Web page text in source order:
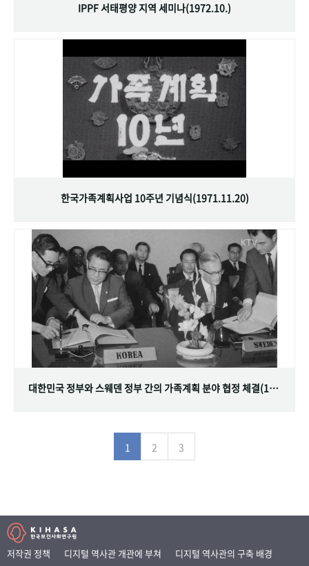
IPPF 서태평양 지역 세미나(1972.10.)
한국가족계획사업 10주년 기념식(1971.11.20)
대한민국 정부와 스웨덴 정부 간의 가족계획 분야 협정 체결(1968.07.12)
1 2 3
저작권 정책 디지털 역사관 개관에 부쳐
디지털 역사관의 구축 배경